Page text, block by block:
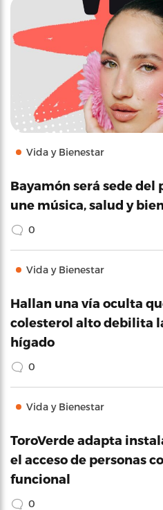
Vida y Bienestar
Bayamón será sede
une música, salud y
0
Vida y Bienestar
Hallan una vía oculta
colesterol alto debilita
hígado
0
Vida y Bienestar
ToroVerde adapta
el acceso de personas
funcional
0